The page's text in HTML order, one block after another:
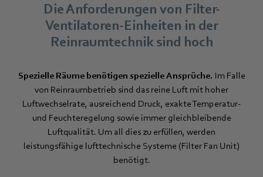
Die Anforderungen von Filter-
Ventilatoren-Einheiten in der
Reinraumtechnik sind hoch
Spezielle Räume benötigen spezielle Ansprüche. Im Falle
von Reinraumbetrieb sind das reine Luft mit hoher
Luftwechselrate, ausreichend Druck, exakte Temperatur-
und Feuchteregelung sowie immer gleichbleibende
Luftqualität. Um all dies zu erfüllen, werden
leistungsfähige lufttechnische Systeme (Filter Fan Unit)
benötigt.